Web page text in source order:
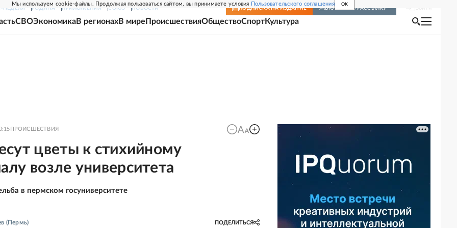
Мы используем cookie-файлы. Продолжая пользоваться сайтом, вы принимаете условия Пользовательского соглашения OK
НЕДЕЛЯ РОДИНА ПРИЛОЖЕНИЯ СОЮЗ НОВОСТИ ПОДПИСКА НА ИЗДАНИЕ ВКЛЮЧИТЬ РАССЫЛКУ
СВОЭкономикаВ регионахВ мире ПроисшествияОбществоСпортКультура
ПРОИСШЕСТВИЯ
цветы к стихийному
возле университета
в пермском госуниверситете
(Пермь) ПОДЕЛИТЬСЯ